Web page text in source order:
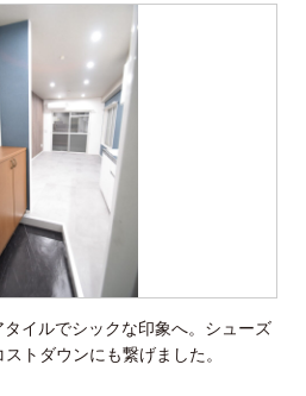
イルでシックな印象へ。シューズ
トダウンにも繋げました。